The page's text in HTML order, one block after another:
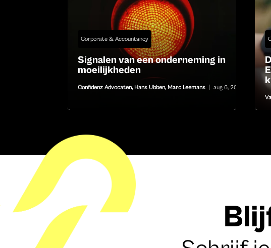
Corporate & Accountancy
Signalen van een onderneming in
moeilijkheden
Confidenz Advocaten, Hans Ubben, Marc Leemans aug 6, 2026